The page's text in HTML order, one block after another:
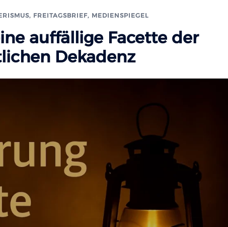
, FREITAGSBRIEF, MEDIENSPIEGEL
auffällige Facette der
Dekadenz